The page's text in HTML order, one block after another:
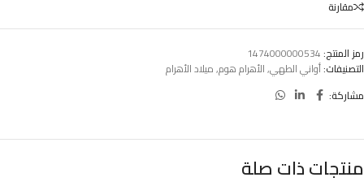
مقارنة
رمز المنتج:1474000000534
التصنيفات:أواني الطهي,الأهرام هوم,ميلاد الأهرام
مشاركة:
منتجات ذات صلة